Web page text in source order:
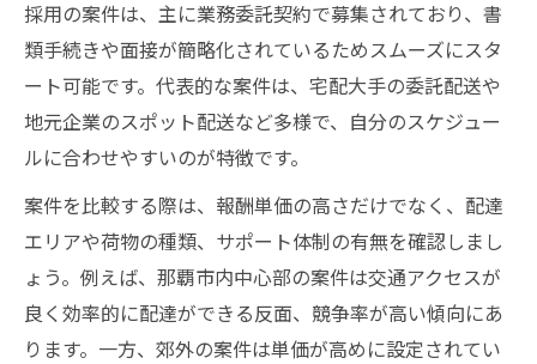
採用の案件は、主に業務委託契約で募集されており、書
類手続きや面接が簡略化されているためスムーズにスタ
ート可能です。代表的な案件は、宅配大手の委託配送や
地元企業のスポット配送など多様で、自分のスケジュー
ルに合わせやすいのが特徴です。
案件を比較する際は、報酬単価の高さだけでなく、配達
エリアや荷物の種類、サポート体制の有無を確認しまし
ょう。例えば、那覇市内中心部の案件は交通アクセスが
良く効率的に配達ができる反面、競争率が高い傾向にあ
ります。一方、郊外の案件は単価が高めに設定されてい